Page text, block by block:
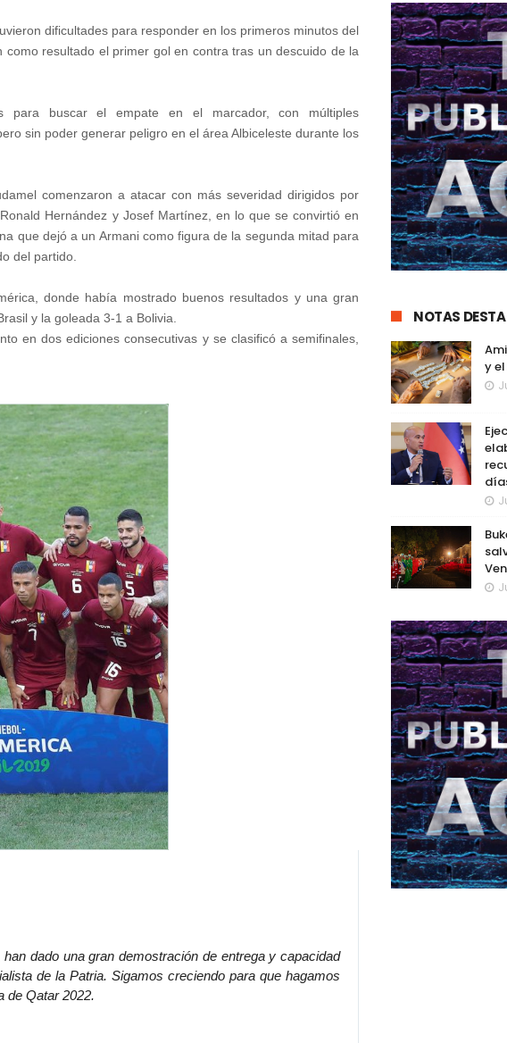
dificultades para responder en los primeros minutos del
resultado el primer gol en contra tras un descuido de la
para buscar el empate en el marcador, con múltiples
sin poder generar peligro en el área Albiceleste durante los
comenzaron a atacar con más severidad dirigidos por
Hernández y Josef Martínez, en lo que se convirtió en
que dejó a un Armani como figura de la segunda mitad para
del partido.
donde había mostrado buenos resultados y una gran
y la goleada 3-1 a Bolivia.
en dos ediciones consecutivas y se clasificó a semifinales,
dado una gran demostración de entrega y capacidad
de la Patria. Sigamos creciendo para que hagamos
de Qatar 2022.
NOTAS
y